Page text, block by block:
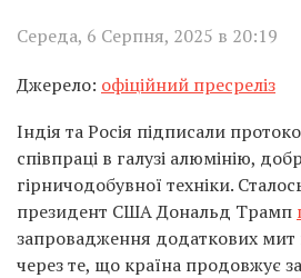
Середа, 6 Серпня, 2025 в 20:19
Джерело: офіційний пресреліз
Індія та Росія підписали
співпраці в галузі алюмінію,
гірничодобувної техніки.
президент США Дональд Трамп
запровадження додаткових мит
через те, що країна продовжує